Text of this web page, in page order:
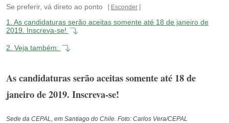
Se preferir, vá direto ao ponto Esconder
1.
As candidaturas serão aceitas somente até 18 de janeiro de
2019. Inscreva-se!
2. Veja também:
As candidaturas serão aceitas somente até 18 de
janeiro de 2019. Inscreva-se!
Sede da CEPAL, em Santiago do Chile. Foto: Carlos Vera/CEPAL